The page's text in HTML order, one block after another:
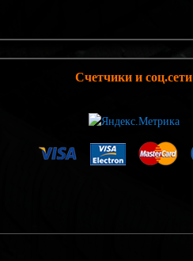
Счетчики и соц.сети